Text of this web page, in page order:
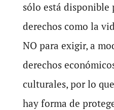
sólo está disponible
derechos como la
NO para exigir, a
derechos
culturales, por lo
hay forma de